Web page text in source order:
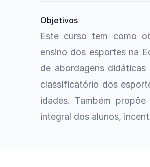
Objetivos
Este curso tem como
ensino dos esportes na
de abordagens
classificatório dos
idades. Também
integral dos alunos,